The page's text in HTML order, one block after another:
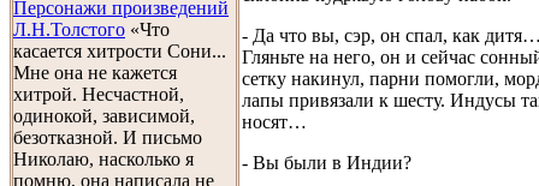
Персонажи произведений
Л.Н.Толстого «Что
касается хитрости Сони...
Мне она не кажется
хитрой. Несчастной,
одинокой, зависимой,
безотказной. И письмо
Николаю, насколько я
помню, она написала не
- Да что вы, сэр, он спал, как
Гляньте на него, он и сейчас
сетку накинул, парни помогли,
лапы привязали к шесту. Индусы
носят…
- Вы были в Индии?